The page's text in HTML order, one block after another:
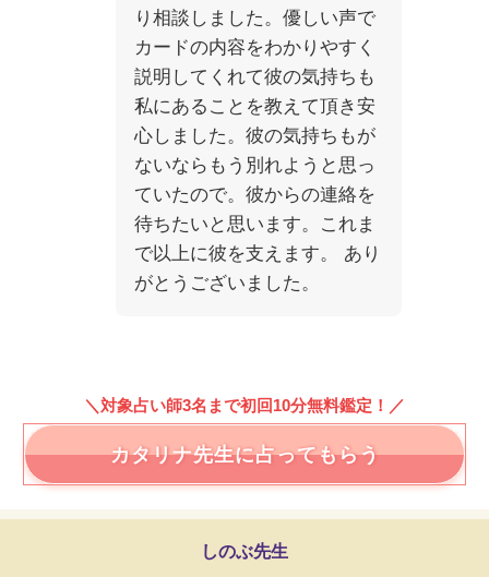
り相談しました。優しい声で
カードの内容をわかりやすく
説明してくれて彼の気持ちも
私にあることを教えて頂き安
心しました。彼の気持ちもが
ないならもう別れようと思っ
ていたので。彼からの連絡を
待ちたいと思います。これま
で以上に彼を支えます。 あり
がとうございました。
＼対象占い師3名まで初回10分無料鑑定！／
カタリナ先生に占ってもらう
しのぶ先生